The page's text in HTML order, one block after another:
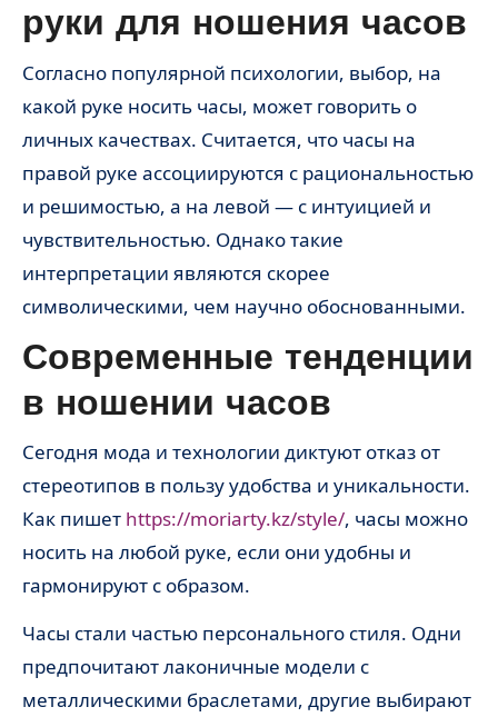
руки для ношения часов
Согласно популярной психологии, выбор, на
какой руке носить часы, может говорить о
личных качествах. Считается, что часы на
правой руке ассоциируются с рациональностью
и решимостью, а на левой — с интуицией и
чувствительностью. Однако такие
интерпретации являются скорее
символическими, чем научно обоснованными.
Современные тенденции
в ношении часов
Сегодня мода и технологии диктуют отказ от
стереотипов в пользу удобства и уникальности.
Как пишет https://moriarty.kz/style/, часы можно
носить на любой руке, если они удобны и
гармонируют с образом.
Часы стали частью персонального стиля. Одни
предпочитают лаконичные модели с
металлическими браслетами, другие выбирают